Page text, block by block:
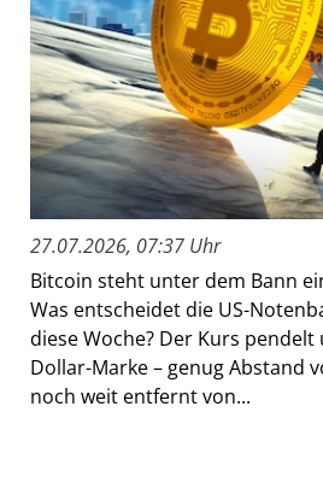
27.07.2026, 07:37 Uhr
Bitcoin steht unter dem Bann
Was entscheidet die US-
diese Woche? Der Kurs pendelt
Dollar-Marke – genug Abstand
noch weit entfernt von...